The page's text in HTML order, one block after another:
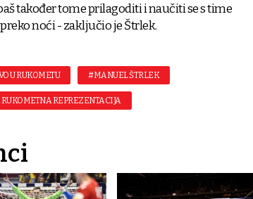
također tome prilagoditi i naučiti se s time
noći - zaključio je Štrlek.
U RUKOMETU #MANUEL ŠTRLEK
REPREZENTACIJA